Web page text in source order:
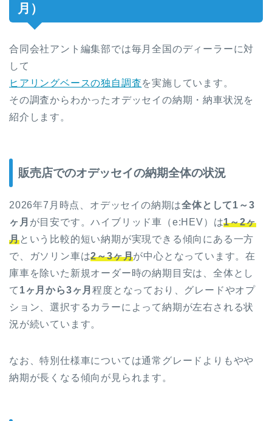
月）
合同会社アント編集部では毎月全国のディーラーに対
して
ヒアリングベースの独自調査を実施しています。
その調査からわかったオデッセイの納期・納車状況を
紹介します。
販売店でのオデッセイの納期全体の状況
2026年7月時点、オデッセイの納期は全体として1～3
ヶ月 が目安です。ハイブリッド車（e:HEV）は1～2ヶ
月という比較的短い納期が実現できる傾向にある一方
で、ガソリン車は2～3ヶ月が中心となっています。在
庫車を除いた新規オーダー時の納期目安は、全体とし
て 1ヶ月から3ヶ月程度となっており、グレードやオプ
ション、選択するカラーによって納期が左右される状
況が続いています。
なお、特別仕様車については通常グレードよりもやや
納期が長くなる傾向が見られます。